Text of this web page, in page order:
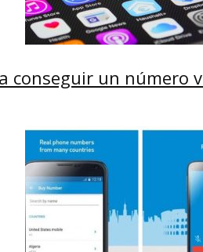
conseguir un número